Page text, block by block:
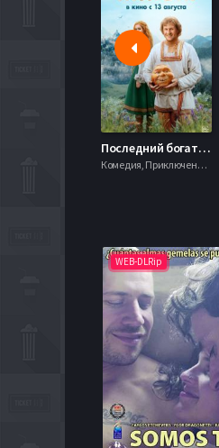
Последний богатырь. Колобок (2026)
Комедия, Приключения, Фэнтези,
WEB-DLRip